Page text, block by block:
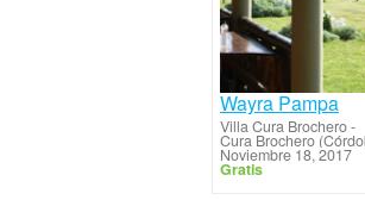
Wayra Pampa
Villa Cura Brochero-
Cura Brochero
Noviembre 18, 2017
Gratis